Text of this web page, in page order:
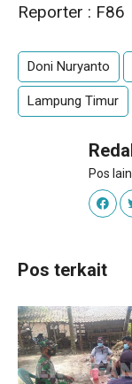
Reporter : F86
Doni Nuryanto
Lampung Timur
Pos
Pos terkait